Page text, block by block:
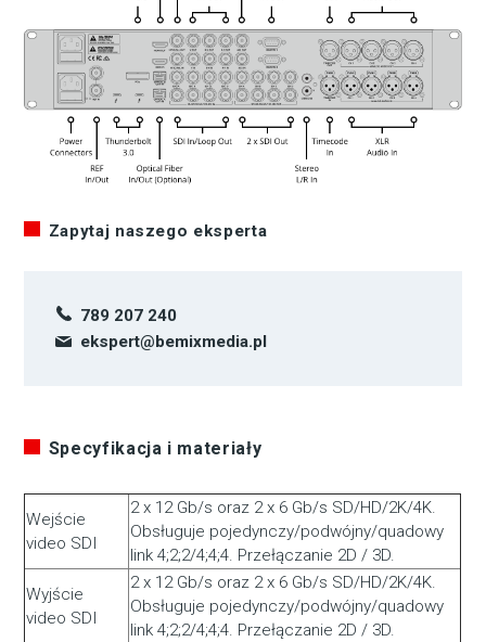
Zapytaj naszego eksperta
789 207 240
ekspert@bemixmedia.pl
Specyfikacja i materiały
Wejście
video SDI
2 x 12 Gb/s oraz 2 x 6 Gb/s SD/HD/2K/4K.
Obsługuje pojedynczy/podwójny/quadowy
link 4;2;2/4;4;4. Przełączanie 2D / 3D.
Wyjście
video SDI
2 x 12 Gb/s oraz 2 x 6 Gb/s SD/HD/2K/4K.
Obsługuje pojedynczy/podwójny/quadowy
link 4;2;2/4;4;4. Przełączanie 2D / 3D.